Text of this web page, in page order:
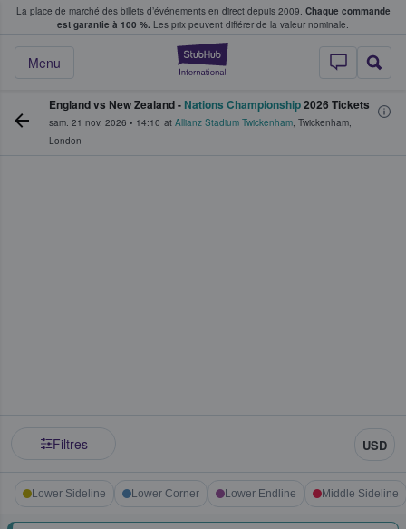
La place de marché des billets d’événements en direct depuis 2009. Chaque commande
est garantie à 100 %. Les prix peuvent différer de la valeur nominale.
StubHub - Où
Menu
fans achètent et vendent des billets
England vs New Zealand - Nations Championship2026 Tickets
sam. 21 nov. 2026 • 14:10 at Allianz Stadium Twickenham, Twickenham,
London
Filtres USD
Lower Sideline Lower Corner Lower Endline Middle Sideline